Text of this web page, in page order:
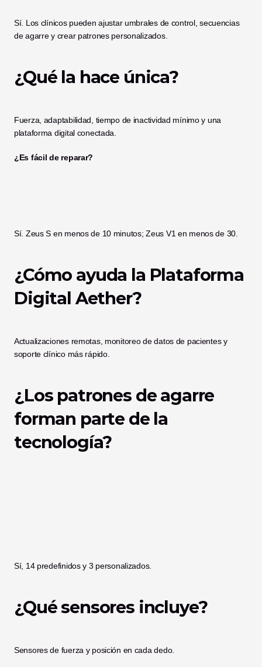
Sí. Los clínicos pueden ajustar umbrales de control, secuencias
de agarre y crear patrones personalizados.
¿Qué la hace única?
Fuerza, adaptabilidad, tiempo de inactividad mínimo y una
plataforma digital conectada.
¿Es fácil de reparar?
Sí. Zeus S en menos de 10 minutos; Zeus V1 en menos de 30.
¿Cómo ayuda la Plataforma
Digital Aether?
Actualizaciones remotas, monitoreo de datos de pacientes y
soporte clínico más rápido.
¿Los patrones de agarre
forman parte de la
tecnología?
Sí, 14 predefinidos y 3 personalizados.
¿Qué sensores incluye?
Sensores de fuerza y posición en cada dedo.